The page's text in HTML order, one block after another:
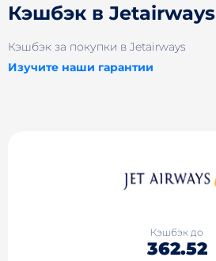
Кэшбэк в Jetairways
Кэшбэк за покупки в Jetairways
Изучите наши гарантии
Кэшбэк до
362.52